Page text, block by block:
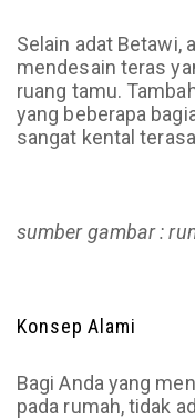
Selain adat Betawi,
mendesain teras
ruang tamu.
yang beberapa
sangat kental
sumber gambar :
Konsep Alami
Bagi Anda yang
pada rumah, tidak